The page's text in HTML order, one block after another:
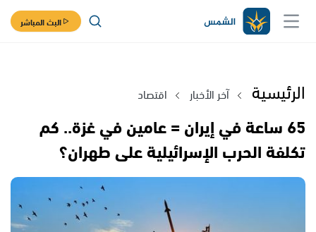
البث المباشر
الرئيسية آخر الأخبار اقتصاد
65 ساعة في إيران = عامين في غزة.. كم
تكلفة الحرب الإسرائيلية على طهران؟